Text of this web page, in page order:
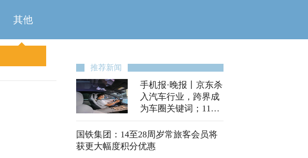
其他
推荐新闻
手机报·晚报丨京东杀
入汽车行业，跨界成
为车圈关键词；11月
1日至30日，入户调
查来了！
国铁集团：14至28周岁常旅客会员将
获更大幅度积分优惠